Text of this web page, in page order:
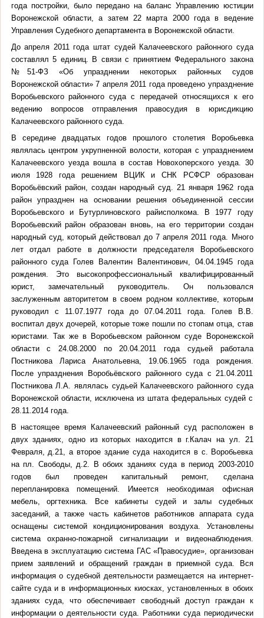
года постройки, было передано на баланс Управлению юстиции
Воронежской области, а затем 22 марта 2000 года в ведение
Управления Судебного департамента в Воронежской области.
До апреля 2011 года штат судей Калачеевского районного суда
составлял 5 единиц. В связи с принятием Федерального закона
№51-ФЗ «Об упразднении некоторых районных судов
Воронежской области» 7 апреля 2011 года проведено упразднение
Воробьевского районного суда с передачей относящихся к его
ведению вопросов отправления правосудия в юрисдикцию
Калачеевского районного суда.
В середине двадцатых годов прошлого столетия Воробьевка
являлась центром укрупненной волости, которая с упразднением
Калачеевского уезда вошла в состав Новохоперского уезда. 30
июля 1928 года решением ВЦИК и СНК РСФСР образован
Воробьёвский район, создан народный суд. 21 января 1962 года
район упразднен на основании решения объединенной сессии
Воробьевского и Бутурлиновского райисполкома. В 1977 году
Воробьевский район образован вновь, на его территории создан
народный суд, который действовал до 7 апреля 2011 года. Много
лет отдал работе в должности председателя Воробьевского
районного суда Голев Валентин Валентинович, 04.04.1945 года
рождения. Это высокопрофессиональный квалифицированный
юрист, замечательный руководитель. Он пользовался
заслуженным авторитетом в своем родном коллективе, которым
руководил с 11.07.1977 года до 07.04.2011 года. Голев В.В.
воспитал двух дочерей, которые тоже пошли по стопам отца, став
юристами. Так же в Воробьевском районном суде Воронежской
области с 24.08.2000 по 20.04.2011 года судьей работала
Постникова Лариса Анатольевна, 19.06.1965 года рождения.
После упразднения Воробьёвского районного суда с 21.04.2011
Постникова Л.А. являлась судьей Калачеевского районного суда
Воронежской области, исключена из штата федеральных судей с
28.11.2014 года.
В настоящее время Калачеевский районный суд расположен в
двух зданиях, одно из которых находится в г.Калач на ул. 21
Февраля, д.21, а второе здание суда находится в с. Воробьевка
на пл. Свободы, д.2. В обоих зданиях суда в период 2003-2010
годов был проведен капитальный ремонт, сделана
перепланировка помещений. Имеется необходимая офисная
мебель, оргтехника. Все кабинеты судей и залы судебных
заседаний, а также часть кабинетов работников аппарата суда
оснащены системой кондиционирования воздуха. Установлены
система охранно-пожарной сигнализации и видеонаблюдения.
Введена в эксплуатацию система ГАС «Правосудие», организован
прием заявлений и обращений граждан в приемной суда. Вся
информация о судебной деятельности размещается на интернет-
сайте суда и в информационных киосках, установленных в обоих
зданиях суда, что обеспечивает свободный доступ граждан к
информации о деятельности суда. Работники суда периодически